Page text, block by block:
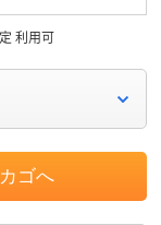
利用可
カゴへ